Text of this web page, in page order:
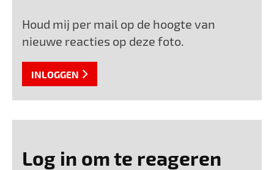
Houd mij per mail op de hoogte van
nieuwe reacties op deze foto.
INLOGGEN
Log in om te reageren